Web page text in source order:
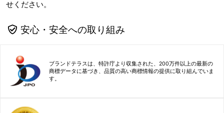
せください。
安心・安全への取り組み
ブランドテラスは、特許庁より収集された、200万件以上の最新の
商標データに基づき、品質の高い商標情報の提供に取り組んでいま
す。